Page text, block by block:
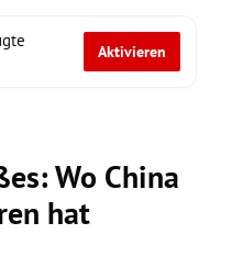
Aktivieren
Wo China
hat